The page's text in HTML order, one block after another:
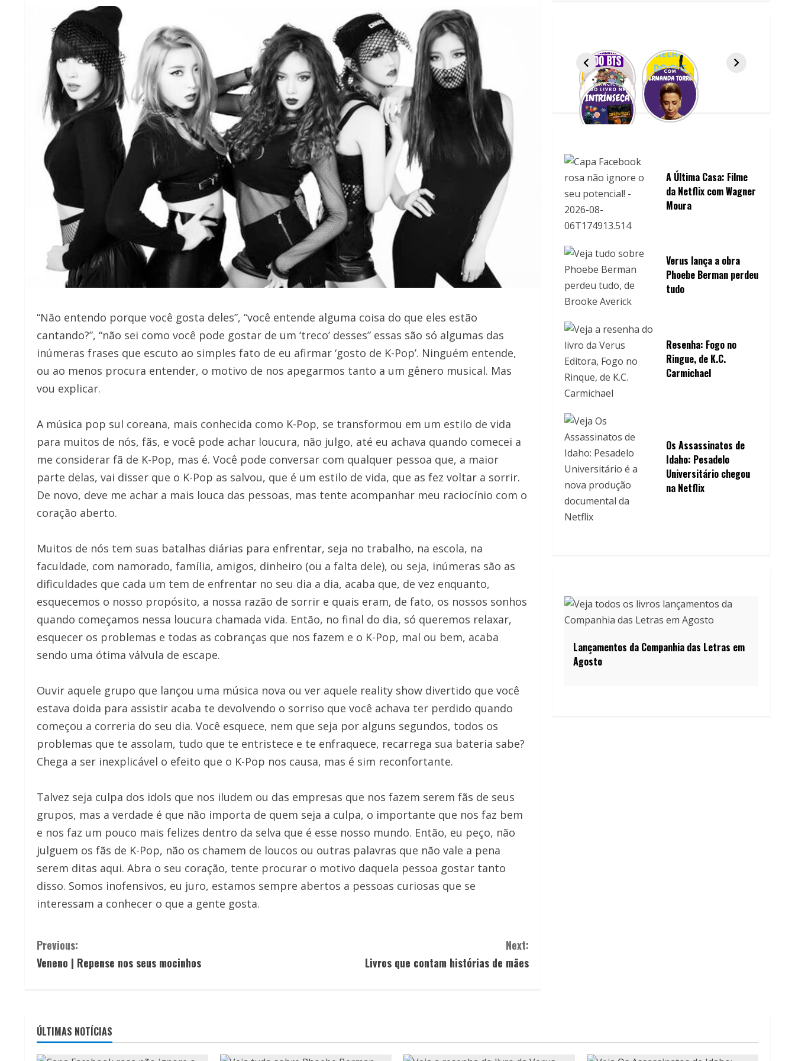
“Não entendo porque você gosta deles”, “você entende alguma coisa do que eles estão
cantando?”, “não sei como você pode gostar de um ‘treco’ desses” essas são só algumas das
inúmeras frases que escuto ao simples fato de eu afirmar ‘gosto de K-Pop’. Ninguém entende,
ou ao menos procura entender, o motivo de nos apegarmos tanto a um gênero musical. Mas
vou explicar.
A música pop sul coreana, mais conhecida como K-Pop, se transformou em um estilo de vida
para muitos de nós, fãs, e você pode achar loucura, não julgo, até eu achava quando comecei a
me considerar fã de K-Pop, mas é. Você pode conversar com qualquer pessoa que, a maior
parte delas, vai disser que o K-Pop as salvou, que é um estilo de vida, que as fez voltar a sorrir.
De novo, deve me achar a mais louca das pessoas, mas tente acompanhar meu raciocínio com o
coração aberto.
Muitos de nós tem suas batalhas diárias para enfrentar, seja no trabalho, na escola, na
faculdade, com namorado, família, amigos, dinheiro (ou a falta dele), ou seja, inúmeras são as
dificuldades que cada um tem de enfrentar no seu dia a dia, acaba que, de vez enquanto,
esquecemos o nosso propósito, a nossa razão de sorrir e quais eram, de fato, os nossos sonhos
quando começamos nessa loucura chamada vida. Então, no final do dia, só queremos relaxar,
esquecer os problemas e todas as cobranças que nos fazem e o K-Pop, mal ou bem, acaba
sendo uma ótima válvula de escape.
Ouvir aquele grupo que lançou uma música nova ou ver aquele reality show divertido que você
estava doida para assistir acaba te devolvendo o sorriso que você achava ter perdido quando
começou a correria do seu dia. Você esquece, nem que seja por alguns segundos, todos os
problemas que te assolam, tudo que te entristece e te enfraquece, recarrega sua bateria sabe?
Chega a ser inexplicável o efeito que o K-Pop nos causa, mas é sim reconfortante.
Talvez seja culpa dos idols que nos iludem ou das empresas que nos fazem serem fãs de seus
grupos, mas a verdade é que não importa de quem seja a culpa, o importante que nos faz bem
e nos faz um pouco mais felizes dentro da selva que é esse nosso mundo. Então, eu peço, não
julguem os fãs de K-Pop, não os chamem de loucos ou outras palavras que não vale a pena
serem ditas aqui. Abra o seu coração, tente procurar o motivo daquela pessoa gostar tanto
disso. Somos inofensivos, eu juro, estamos sempre abertos a pessoas curiosas que se
interessam a conhecer o que a gente gosta.
C
o
t
i
Previous:
Veneno | Repense nos seus mocinhos
Next:
Livros que contam histórias de mães
A Última Casa: Filme
da Netflix com Wagner
Moura
Verus lança a obra
Phoebe Berman perdeu
tudo
Resenha: Fogo no
Ringue, de K.C.
Carmichael
Os Assassinatos de
Idaho: Pesadelo
Universitário chegou
na Netflix
Lançamentos da Companhia das Letras em
Agosto
ÚLTIMAS NOTÍCIAS